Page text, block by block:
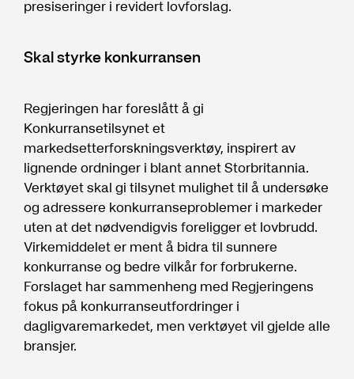
presiseringer i revidert lovforslag.
Skal styrke konkurransen
Regjeringen har foreslått å gi
Konkurransetilsynet et
markedsetterforskningsverktøy, inspirert av
lignende ordninger i blant annet Storbritannia.
Verktøyet skal gi tilsynet mulighet til å undersøke
og adressere konkurranseproblemer i markeder
uten at det nødvendigvis foreligger et lovbrudd.
Virkemiddelet er ment å bidra til sunnere
konkurranse og bedre vilkår for forbrukerne.
Forslaget har sammenheng med Regjeringens
fokus på konkurranseutfordringer i
dagligvaremarkedet, men verktøyet vil gjelde alle
bransjer.